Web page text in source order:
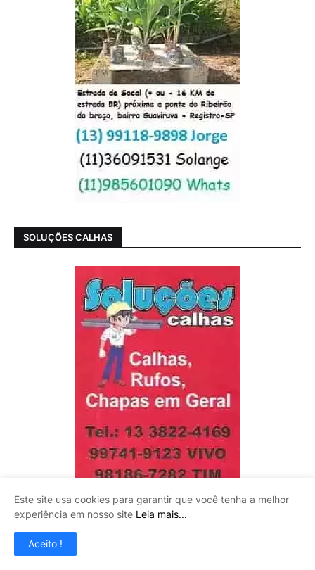
SOLUÇÕES CALHAS
Este site usa cookies para garantir que você tenha a melhor
experiência em nosso site Leia mais...
Aceito !